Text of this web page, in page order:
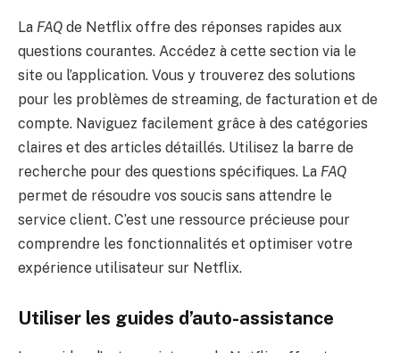
La FAQ de Netflix offre des réponses rapides aux
questions courantes. Accédez à cette section via le
site ou l’application. Vous y trouverez des solutions
pour les problèmes de streaming, de facturation et de
compte. Naviguez facilement grâce à des catégories
claires et des articles détaillés. Utilisez la barre de
recherche pour des questions spécifiques. La FAQ
permet de résoudre vos soucis sans attendre le
service client. C’est une ressource précieuse pour
comprendre les fonctionnalités et optimiser votre
expérience utilisateur sur Netflix.
Utiliser les guides d’auto-assistance